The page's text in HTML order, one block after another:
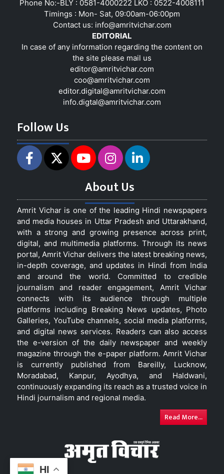
HI
Phone No:-BLY : 0581-4000222 LKO : 0522-4008111
Timings : Mon- Sat, 09:00am-06:00pm
Contact us: info@amritvichar.com
EDITORIAL
In case of any information regarding the content on
the site please mail us
editor@amritvichar.com
coo@amritvichar.com
editor.digital@amritvichar.com
info.digtal@amritvichar.com
Follow Us
About Us
Amrit Vichar is one of the leading Hindi newspapers
and media houses in Uttar Pradesh and Uttarakhand,
with a strong and growing presence across print,
digital, and multimedia platforms. Through its news
portal, Amrit Vichar delivers the latest breaking news,
in-depth coverage, and updates in Hindi from India
and around the world. Committed to credible
journalism and reader engagement, Amrit Vichar
connects with its audience through multiple
platforms including Breaking News updates, Photo
Galleries, YouTube channels, social media platforms,
and digital news services. Readers can also access
the e-version of the daily newspaper and weekly
magazine through the e-paper platform. Amrit Vichar
is currently published from Bareilly, Lucknow,
Moradabad, Kanpur, Ayodhya, and Haldwani,
continuously expanding its reach as a trusted voice in
Hindi journalism and regional media.
Read More...